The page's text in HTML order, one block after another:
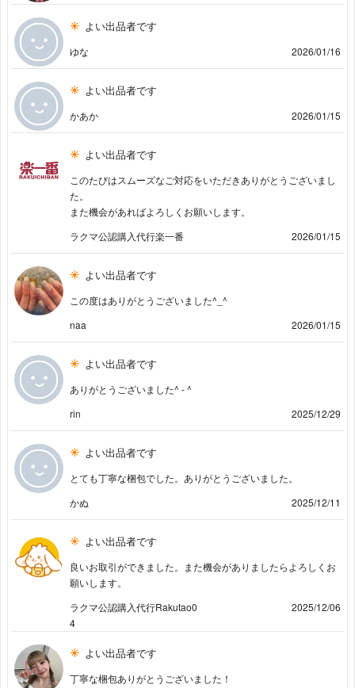
よい出品者です
ゆな 2026/01/16
よい出品者です
かあか 2026/01/15
よい出品者です
このたびはスムーズなご対応をいただきありがとうございまし
た。
また機会があればよろしくお願いします。
ラクマ公認購入代行楽一番
2026/01/15
よい出品者です
この度はありがとうございました^_^
naa
2026/01/15
よい出品者です
ありがとうございました^ - ^
rin
2025/12/29
よい出品者です
とても丁寧な梱包でした。ありがとうございました。
かぬ
2025/12/11
よい出品者です
良いお取引ができました。また機会がありましたらよろしくお
願いします。
ラクマ公認購入代行Rakutao0
4
2025/12/06
よい出品者です
丁寧な梱包ありがとうございました！